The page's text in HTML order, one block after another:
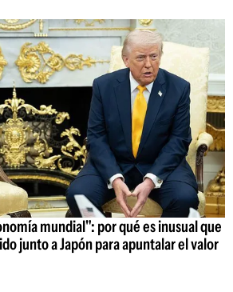
mundial": por qué es inusual que
junto a Japón para apuntalar el valor